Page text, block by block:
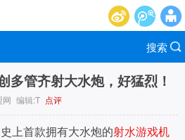
搜索
多管齐射大水炮，好猛烈！
网 编辑:T 点评
首款拥有大水炮的射水游戏机